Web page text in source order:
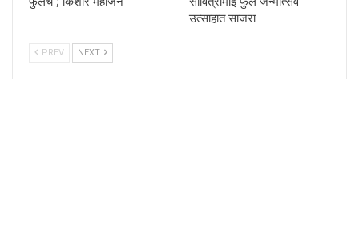
उत्साहात साजरा
PREV NEXT